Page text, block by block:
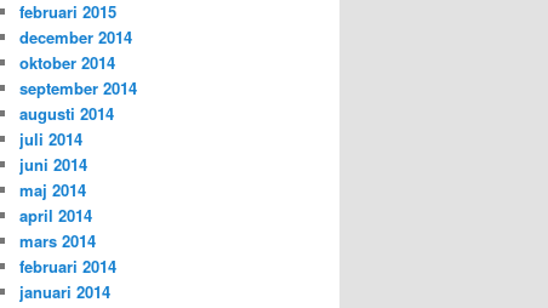
februari 2015
december 2014
oktober 2014
september 2014
augusti 2014
juli 2014
juni 2014
maj 2014
april 2014
mars 2014
februari 2014
januari 2014